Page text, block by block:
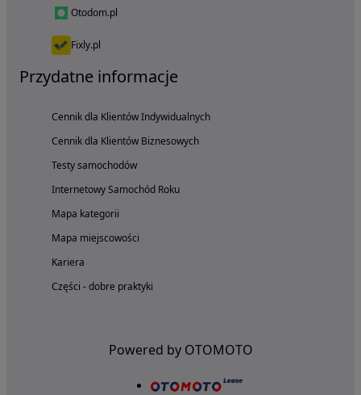
Otodom.pl
Fixly.pl
Przydatne informacje
Cennik dla Klientów Indywidualnych
Cennik dla Klientów Biznesowych
Testy samochodów
Internetowy Samochód Roku
Mapa kategorii
Mapa miejscowości
Kariera
Części - dobre praktyki
Powered by OTOMOTO